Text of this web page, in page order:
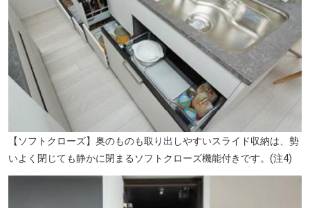
【ソフトクローズ】奥のものも取り出しやすいスライド収納は、勢
いよく閉じても静かに閉まるソフトクローズ機能付きです。(注4)